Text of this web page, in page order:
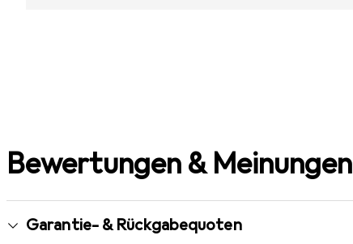
Bewertungen & Meinungen
Garantie- & Rückgabequoten